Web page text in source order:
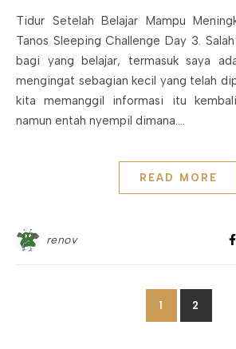
Tidur Setelah Belajar Mampu Meningkatkan Daya Ingat,
Tanos Sleeping Challenge Day 3.
bagi yang belajar, termasuk saya
mengingat sebagian kecil yang telah
kita memanggil informasi itu
namun entah nyempil dimana.…
READ MORE
renov
1 2